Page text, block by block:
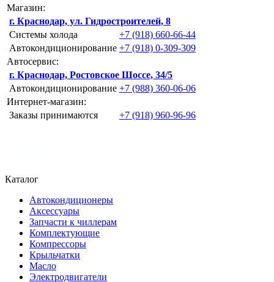
Магазин:
г. Краснодар, ул. Гидростроителей, 8
Системы холода
+7 (918) 660-66-44
Автокондиционирование +7 (918) 0-309-309
Автосервис:
г. Краснодар, Ростовское Шоссе, 34/5
Автокондиционирование +7 (988) 360-06-06
Интернет-магазин:
Заказы принимаются
+7 (918) 960-96-96
Каталог
Автокондиционеры
Аксессуары
Запчасти к чиллерам
Комплектующие
Компрессоры
Крыльчатки
Масло
Электродвигатели